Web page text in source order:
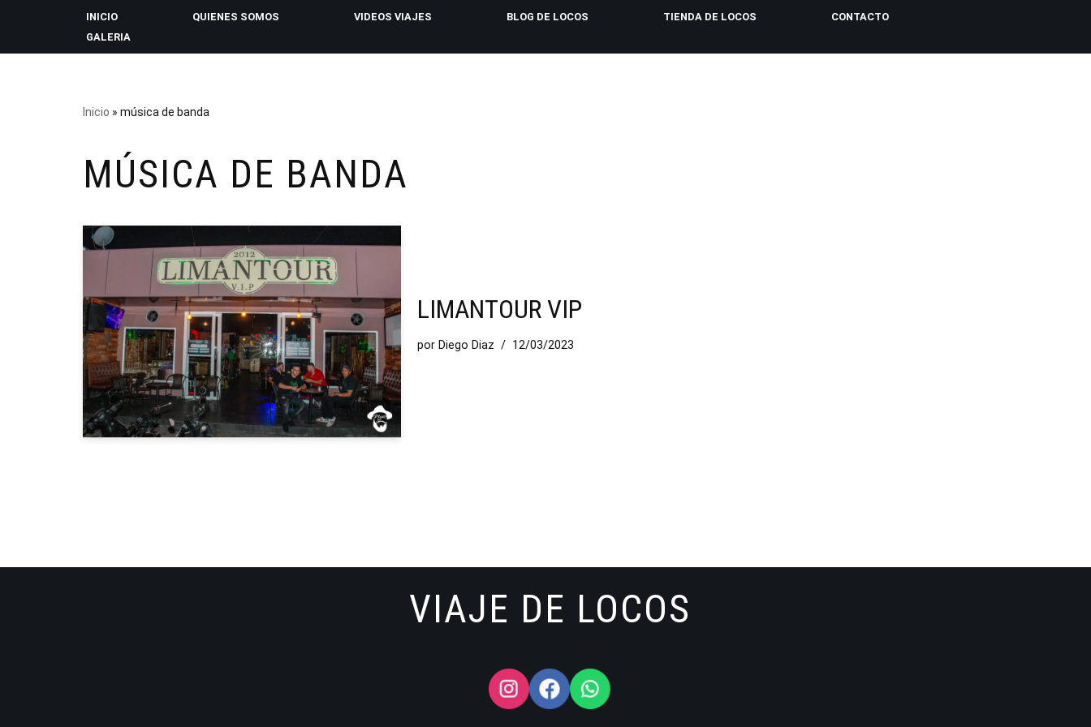
INICIO QUIENES SOMOS VIDEOS VIAJES BLOG DE LOCOS TIENDA DE LOCOS
CONTACTO
GALERIA
Inicio » música de banda
MÚSICA DE BANDA
LIMANTOUR VIP
por Diego Diaz 12/03/2023
VIAJE DE LOCOS